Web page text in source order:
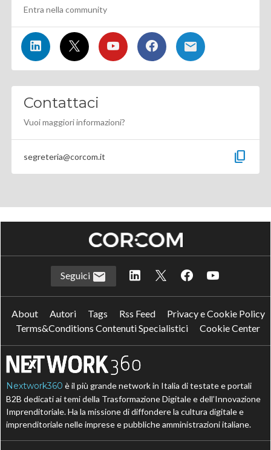
Entra nella community
Contattaci
Vuoi maggiori informazioni?
segreteria@corcom.it content_copy
Seguici
About Autori Tags Rss Feed
Privacy e Cookie Policy
Terms&Conditions Contenuti Specialistici
Cookie Center
Nextwork360 è il più grande network in Italia di testate e portali
B2B dedicati ai temi della Trasformazione Digitale e dell’Innovazione
Imprenditoriale. Ha la missione di diffondere la cultura digitale e
imprenditoriale nelle imprese e pubbliche amministrazioni italiane.